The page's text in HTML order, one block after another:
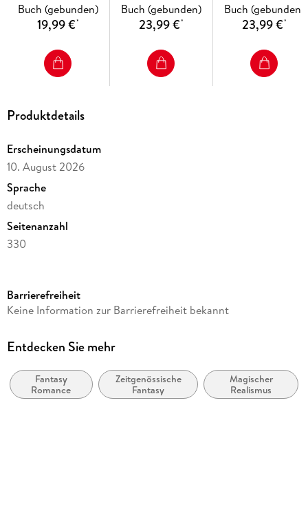
Buch (gebunden)
19,99 €*
Buch (gebunden)
23,99 €*
Buch (gebunden)
23,99 €*
Produktdetails
Erscheinungsdatum
10. August 2026
Sprache
deutsch
Seitenanzahl
330
Autor/Autorin
Verlag/Hersteller
Produktart
gebunden
Barrierefreiheit
Keine Information zur Barrierefreiheit bekannt
Entdecken Sie mehr
Fantasy
Romance
Zeitgenössische
Fantasy
Magischer
Realismus